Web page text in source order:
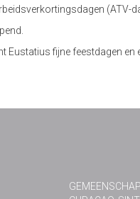
(ATV-
fijne feestdagen en